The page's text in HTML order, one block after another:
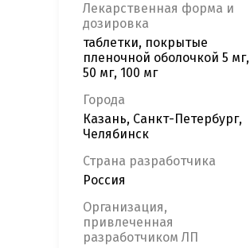
Лекарственная форма и
дозировка
таблетки, покрытые
пленочной оболочкой 5 мг,
50 мг, 100 мг
Города
Казань, Санкт-Петербург,
Челябинск
Страна разработчика
Россия
Организация,
привлеченная
разработчиком ЛП